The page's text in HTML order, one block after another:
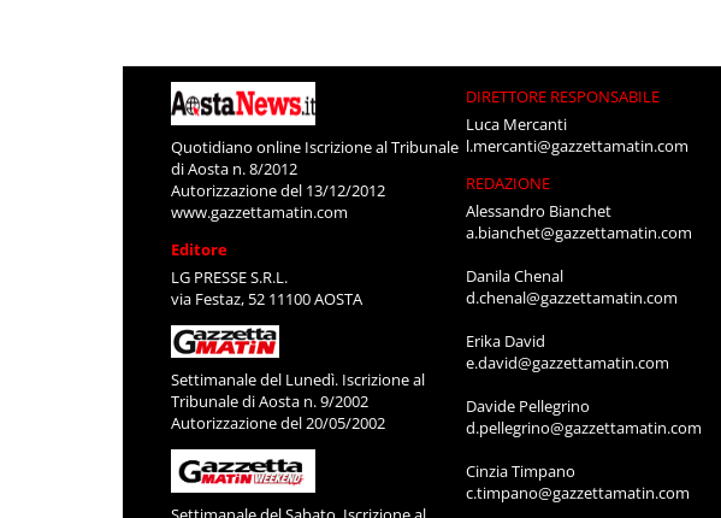
Quotidiano online Iscrizione al Tribunale
di Aosta n. 8/2012
Autorizzazione del 13/12/2012
www.gazzettamatin.com
Editore
LG PRESSE S.R.L.
via Festaz, 52 11100 AOSTA
Settimanale del Lunedì. Iscrizione al
Tribunale di Aosta n. 9/2002
Autorizzazione del 20/05/2002
DIRETTORE RESPONSABILE
Luca Mercanti
l.mercanti@gazzettamatin.com
REDAZIONE
Alessandro Bianchet
a.bianchet@gazzettamatin.com
Danila Chenal
d.chenal@gazzettamatin.com
Erika David
e.david@gazzettamatin.com
Davide Pellegrino
d.pellegrino@gazzettamatin.com
Cinzia Timpano
c.timpano@gazzettamatin.com